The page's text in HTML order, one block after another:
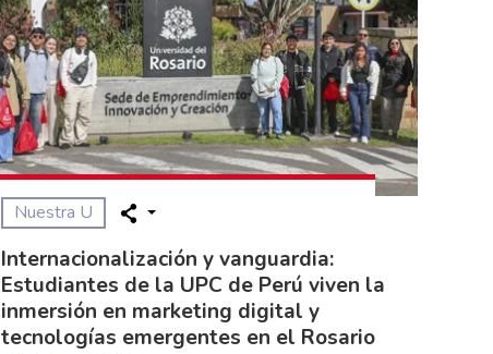
Nuestra U
Internacionalización y vanguardia:
Estudiantes de la UPC de Perú viven la
inmersión en marketing digital y
tecnologías emergentes en el Rosario